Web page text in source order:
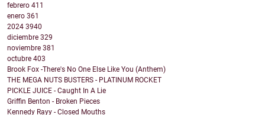
febrero 411
enero 361
2024 3940
diciembre 329
noviembre 381
octubre 403
Brook Fox -There's No One Else Like You (Anthem)
THE MEGA NUTS BUSTERS - PLATINUM ROCKET
PICKLE JUICE - Caught In A Lie
Griffin Benton - Broken Pieces
Kennedy Rayy - Closed Mouths